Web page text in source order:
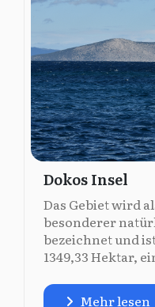
Dokos Insel
Das Gebiet wird
besonderer
bezeichnet und
1349,33 Hektar,
Mehr lesen